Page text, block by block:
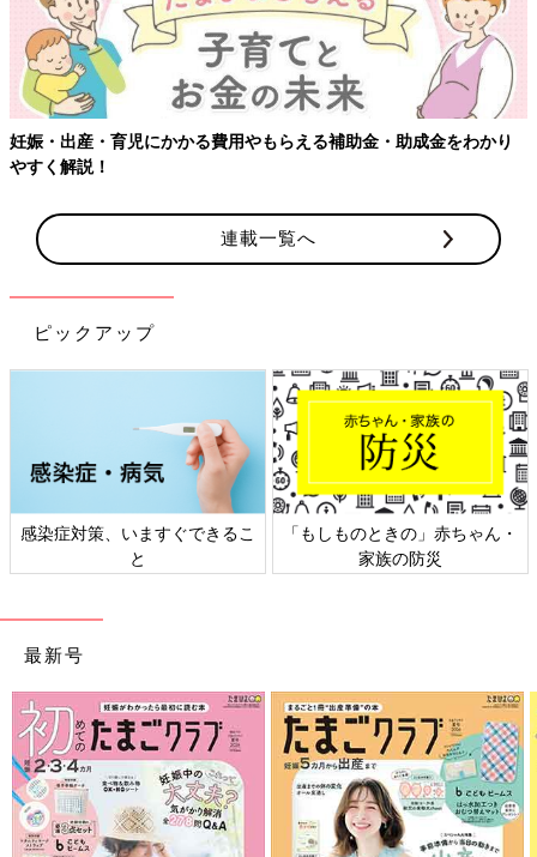
妊娠・出産・育児にかかる費用やもらえる補助金・助成金をわかり
やすく解説！
連載一覧へ
ピックアップ
感染症対策、いますぐできるこ
と
「もしものときの」赤ちゃん・
家族の防災
最新号